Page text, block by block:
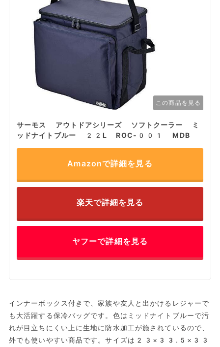
この商品を見る
サーモス アウトドアシリーズ ソフトクーラー ミ
ッドナイトブルー 22L ROC-001 MDB
Amazonで詳細を見る
楽天で詳細を見る
ヤフーで詳細を見る
インナーボックス付きで、家族や友人と出かけるレジャーで
も大活躍する保冷バッグです。色はミッドナイトブルーで汚
れが目立ちにくい上に生地に防水加工が施されているので、
外でも使いやすい商品です。サイズは‎23×33.5×33